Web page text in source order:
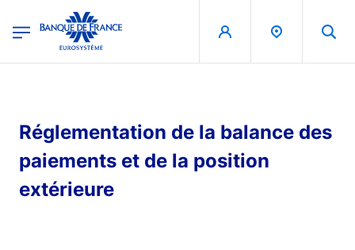
Banque de France - Menu Principal
Réglementation de la balance des
paiements et de la position
extérieure